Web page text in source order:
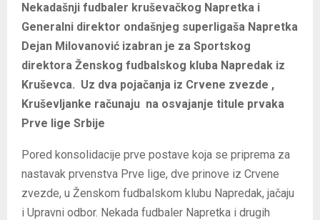
Nekadašnji fudbaler kruševačkog Napretka i
Generalni direktor ondašnjeg superligaša Napretka
Dejan Milovanović izabran je za Sportskog
direktora Ženskog fudbalskog kluba Napredak iz
Kruševca. Uz dva pojačanja iz Crvene zvezde ,
Kruševljanke računaju na osvajanje titule prvaka
Prve lige Srbije
Pored konsolidacije prve postave koja se priprema za
nastavak prvenstva Prve lige, dve prinove iz Crvene
zvezde, u Ženskom fudbalskom klubu Napredak, jačaju
i Upravni odbor. Nekada fudbaler Napretka i drugih